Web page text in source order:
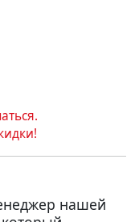
нашей